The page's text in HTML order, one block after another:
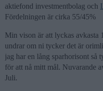
aktiefond investmentbolag och
Fördelningen är cirka 55/45%
Min vison är att lyckas avkasta
undrar om ni tycker det är
jag har en lång sparhorisont så
för att nå mitt mål. Nuvarande
Juli.